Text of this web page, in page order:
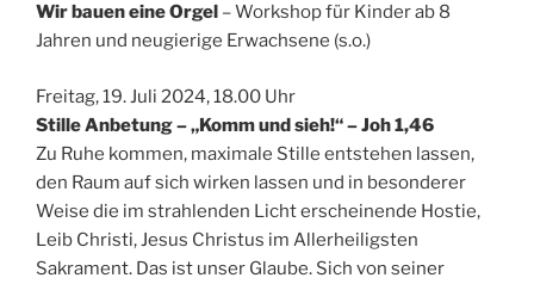
Wir bauen eine Orgel – Workshop für Kinder ab 8
Jahren und neugierige Erwachsene (s.o.)
Freitag, 19. Juli 2024, 18.00 Uhr
Stille Anbetung – „Komm und sieh!“ – Joh 1,46
Zu Ruhe kommen, maximale Stille entstehen lassen,
den Raum auf sich wirken lassen und in besonderer
Weise die im strahlenden Licht erscheinende Hostie,
Leib Christi, Jesus Christus im Allerheiligsten
Sakrament. Das ist unser Glaube. Sich von seiner